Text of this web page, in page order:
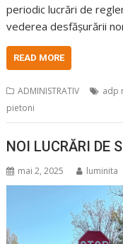
periodic lucrări de
vederea desfășurării
READ MORE
ADMINISTRATIV adp
pietoni
NOI LUCRĂRI DE
mai 2, 2025 luminita